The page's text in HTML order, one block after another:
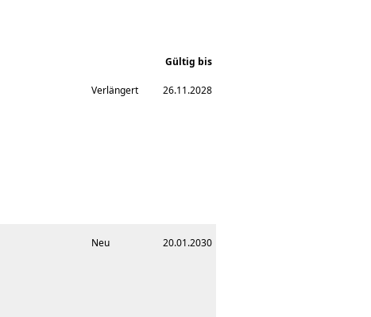
Gültig bis
Verlängert 26.11.2028
Neu 20.01.2030